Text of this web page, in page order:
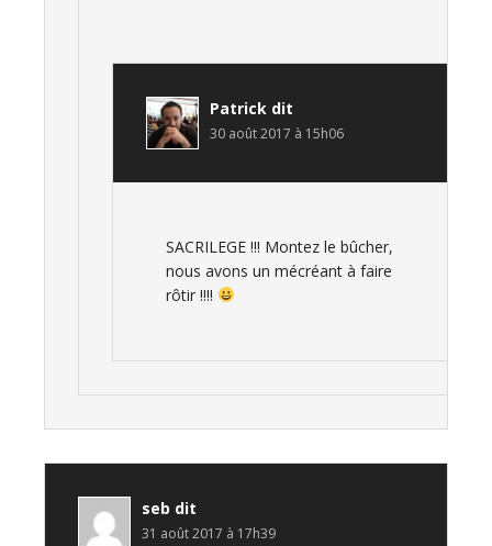
Patrick dit
30 août 2017 à 15h06
SACRILEGE !!! Montez le bûcher,
nous avons un mécréant à faire
rôtir !!!!
seb dit
31 août 2017 à 17h39